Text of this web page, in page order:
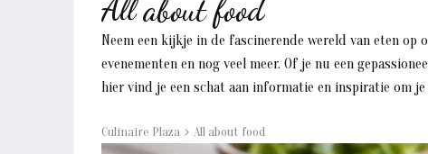
All about food
Neem een kijkje in de fascinerende wereld van eten op
evenementen en nog veel meer. Of je nu een
hier vind je een schat aan informatie en inspiratie om
Culinaire Plaza All about food